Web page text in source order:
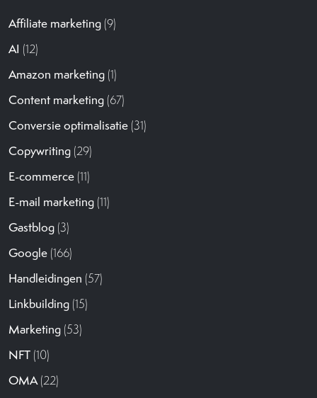
Affiliate marketing (9)
AI (12)
Amazon marketing (1)
Content marketing (67)
Conversie optimalisatie (31)
Copywriting (29)
E-commerce (11)
E-mail marketing (11)
Gastblog (3)
Google (166)
Handleidingen (57)
Linkbuilding (15)
Marketing (53)
NFT (10)
OMA(22)